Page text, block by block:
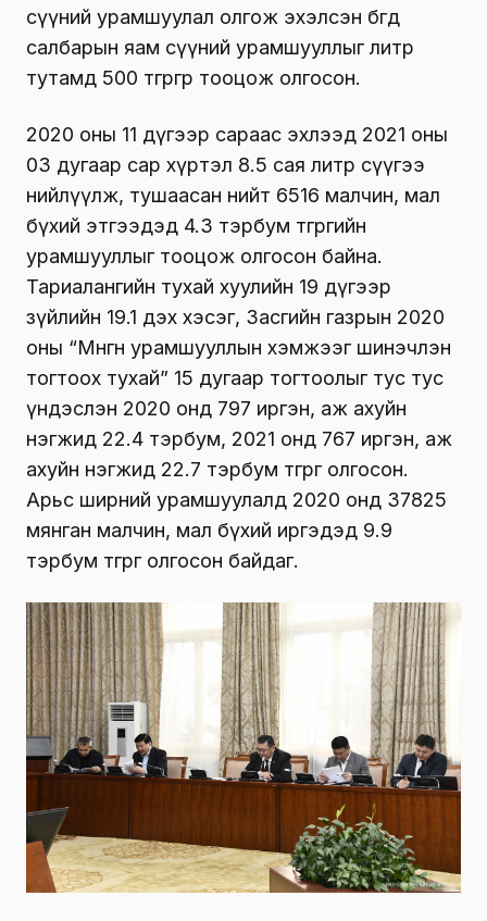
сүүний урамшуулал олгож эхэлсэн бөгөөд
салбарын яам сүүний урамшууллыг литр
тутамд 500 төгрөгөөр тооцож олгосон.
2020 оны 11 дүгээр сараас эхлээд 2021 оны
03 дугаар сар хүртэл 8.5 сая литр сүүгээ
нийлүүлж, тушаасан нийт 6516 малчин, мал
бүхий этгээдэд 4.3 тэрбум төгрөгийн
урамшууллыг тооцож олгосон байна.
Тариалангийн тухай хуулийн 19 дүгээр
зүйлийн 19.1 дэх хэсэг, Засгийн газрын 2020
оны “Мөнгөн урамшууллын хэмжээг шинэчлэн
тогтоох тухай” 15 дугаар тогтоолыг тус тус
үндэслэн 2020 онд 797 иргэн, аж ахуйн
нэгжид 22.4 тэрбум, 2021 онд 767 иргэн, аж
ахуйн нэгжид 22.7 тэрбум төгрөг олгосон.
Арьс ширний урамшуулалд 2020 онд 37825
мянган малчин, мал бүхий иргэдэд 9.9
тэрбум төгрөг олгосон байдаг.